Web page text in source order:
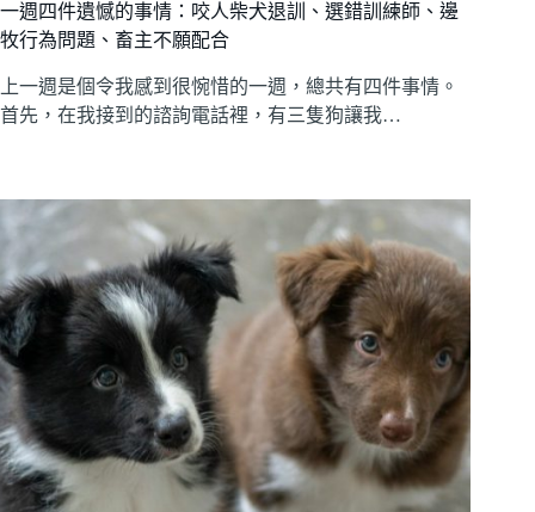
一週四件遺憾的事情：咬人柴犬退訓、選錯訓練師、邊
牧行為問題、畜主不願配合
上一週是個令我感到很惋惜的一週，總共有四件事情。
首先，在我接到的諮詢電話裡，有三隻狗讓我…